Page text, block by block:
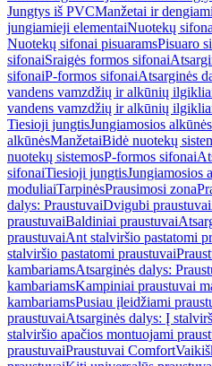
Jungtys iš PVCManžetai ir
jungiamieji elementaiNuotekų
Nuotekų sifonai pisuaramsPisuaro
sifonaiSraigės formos sifonai
sifonaiP-formos sifonaiAtsarginės
vandens vamzdžių ir alkūnių
vandens vamzdžių ir alkūnių
Tiesioji jungtisJungiamosios alkūnės
alkūnėsManžetaiBidė nuotekų
nuotekų sistemosP-formos sifonai
sifonaiTiesioji jungtisJungiamosios
moduliaiTarpinėsPrausimosi zona
dalys: PraustuvaiDvigubi praustuvai
praustuvaiBaldiniai praustuvai
praustuvaiAnt stalviršio pastatomi
stalviršio pastatomi praustuvai
kambariamsAtsarginės dalys:
kambariamsKampiniai praustuvai
kambariamsPusiau įleidžiami
praustuvaiAtsarginės dalys: Į
stalviršio apačios montuojami
praustuvaiPraustuvai Comfort